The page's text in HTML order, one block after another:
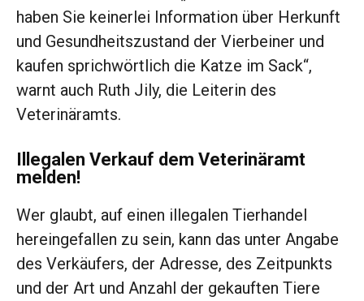
haben Sie keinerlei Information über Herkunft
und Gesundheitszustand der Vierbeiner und
kaufen sprichwörtlich die Katze im Sack“,
warnt auch Ruth Jily, die Leiterin des
Veterinäramts.
Illegalen Verkauf dem Veterinäramt
melden!
Wer glaubt, auf einen illegalen Tierhandel
hereingefallen zu sein, kann das unter Angabe
des Verkäufers, der Adresse, des Zeitpunkts
und der Art und Anzahl der gekauften Tiere